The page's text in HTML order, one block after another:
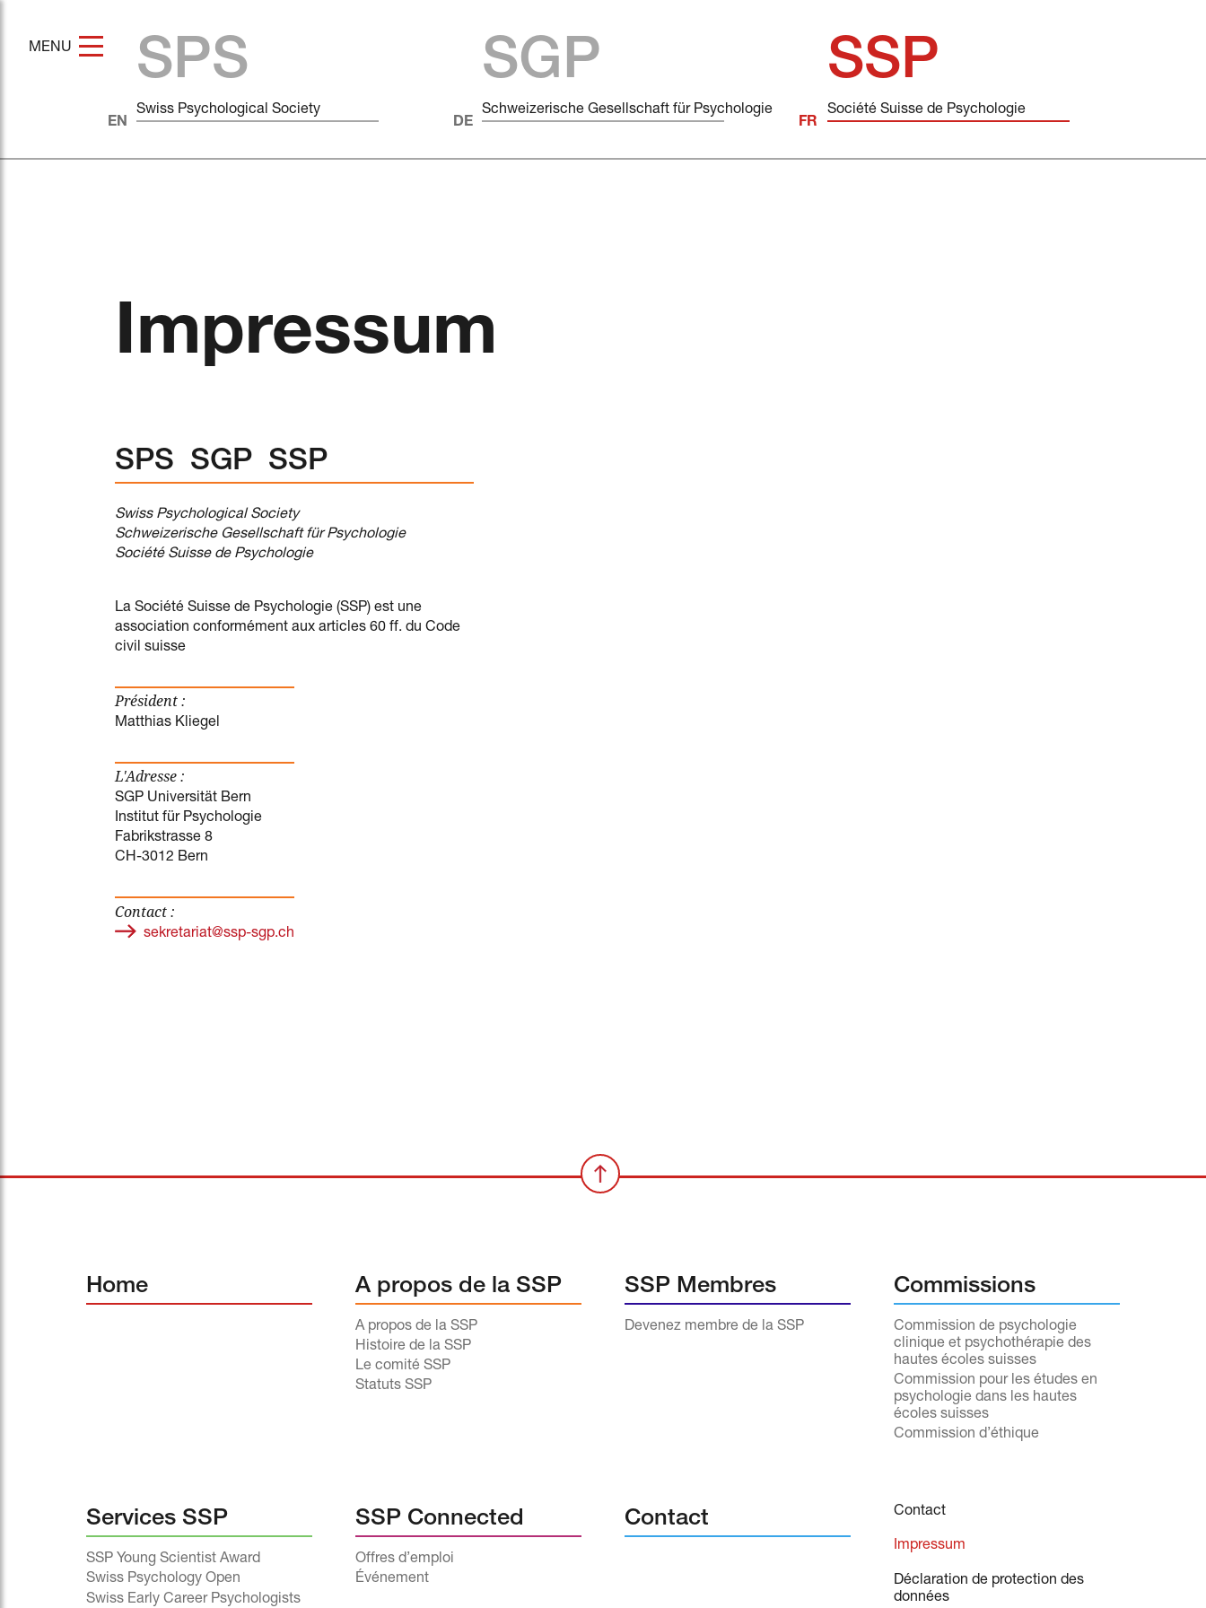
SPS
Swiss Psychological Society
SGP
Schweizerische Gesellschaft für Psychologie
SSP
Société Suisse de Psychologie
MENU
Impressum
SPS SGP SSP
Swiss Psychological Society
Schweizerische Gesellschaft für Psychologie
Société Suisse de Psychologie
La Société Suisse de Psychologie (SSP) est une
association conformément aux articles 60 ff. du Code
civil suisse
Président :
Matthias Kliegel
L'Adresse :
SGP Universität Bern
Institut für Psychologie
Fabrikstrasse 8
CH-3012 Bern
Contact :
sekretariat@ssp-sgp.ch
Home A propos de la SSP
A propos de la SSP
Histoire de la SSP
Le comité SSP
Statuts SSP
SSP Membres
Devenez membre de la SSP
Commissions
Commission de psychologie
clinique et psychothérapie des
hautes écoles suisses
Commission pour les études en
psychologie dans les hautes
écoles suisses
Commission d’éthique
Services SSP
SSP Young Scientist Award
Swiss Psychology Open
Swiss Early Career Psychologists
SSP Connected
Offres d’emploi
Événement
Contact Contact
Impressum
Déclaration de protection des
données